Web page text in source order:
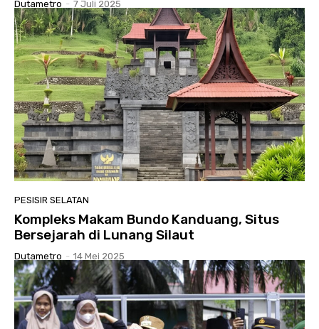
Dutametro - 7 Juli 2025
PESISIR SELATAN
Kompleks Makam Bundo Kanduang, Situs
Bersejarah di Lunang Silaut
Dutametro - 14 Mei 2025